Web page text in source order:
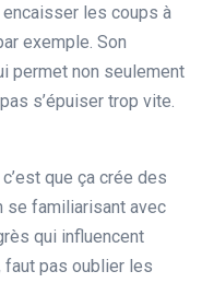
encaisser les coups à
exemple. Son
permet non seulement
s’épuiser trop vite.
que ça crée des
se familiarisant avec
qui influencent
pas oublier les